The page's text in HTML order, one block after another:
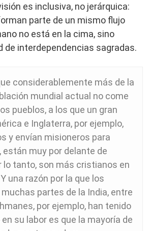
es inclusiva, no jerárquica:
parte de un mismo flujo
no está en la cima, sino
de interdependencias sagradas.
considerablemente más de la
mundial actual no come
pueblos, a los que un gran
e Inglaterra, por ejemplo,
y envían misioneros para
muy por delante de
lo tanto, son más cristianos en
una razón por la que los
partes de la India, entre
por ejemplo, han tenido
su labor es que la mayoría de